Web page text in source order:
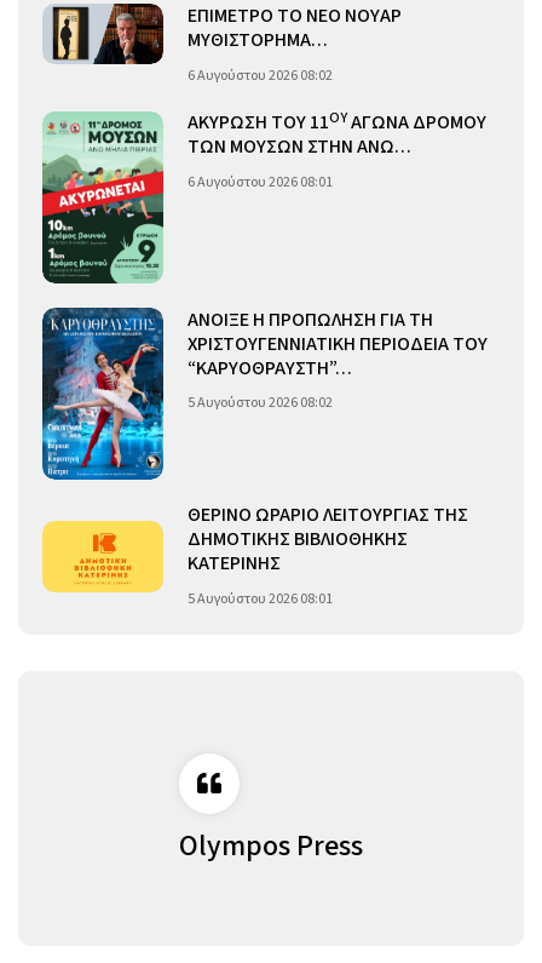
ΕΠΙΜΕΤΡΟ ΤΟ ΝΕΟ ΝΟΥΑΡ
ΜΥΘΙΣΤΟΡΗΜΑ…
6 Αυγούστου 2026 08:02
ΑΚΥΡΩΣΗ ΤΟΥ 11ΟΥΑΓΩΝΑ ΔΡΟΜΟΥ
ΤΩΝ ΜΟΥΣΩΝ ΣΤΗΝ ΑΝΩ…
6 Αυγούστου 2026 08:01
ΑΝΟΙΞΕ Η ΠΡΟΠΩΛΗΣΗ ΓΙΑ ΤΗ
ΧΡΙΣΤΟΥΓΕΝΝΙΑΤΙΚΗ ΠΕΡΙΟΔΕΙΑ ΤΟΥ
“ΚΑΡΥΟΘΡΑΥΣΤΗ”…
5 Αυγούστου 2026 08:02
ΘΕΡΙΝΟ ΩΡΑΡΙΟ ΛΕΙΤΟΥΡΓΙΑΣ ΤΗΣ
ΔΗΜΟΤΙΚΗΣ ΒΙΒΛΙΟΘΗΚΗΣ
ΚΑΤΕΡΙΝΗΣ
5 Αυγούστου 2026 08:01
Olympos Press